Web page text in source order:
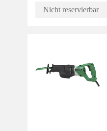
Nicht reservierbar